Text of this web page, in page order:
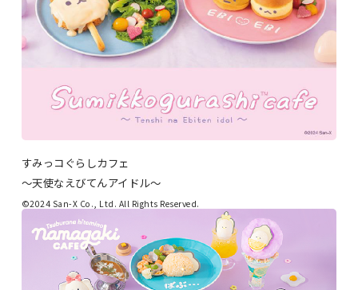
すみっコぐらしカフェ
～天使なえびてんアイドル～
©2024 San-X Co., Ltd. All Rights Reserved.